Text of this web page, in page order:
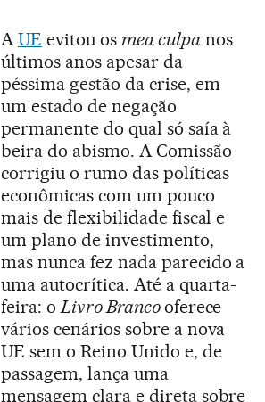
A UE evitou os mea culpa nos
últimos anos apesar da
péssima gestão da crise, em
um estado de negação
permanente do qual só saía à
beira do abismo. A Comissão
corrigiu o rumo das políticas
econômicas com um pouco
mais de flexibilidade fiscal e
um plano de investimento,
mas nunca fez nada parecido a
uma autocrítica. Até a quarta-
feira: o Livro Brancooferece
vários cenários sobre a nova
UE sem o Reino Unido e, de
passagem, lança uma
mensagem clara e direta sobre